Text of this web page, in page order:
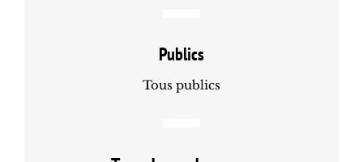
Publics
Tous publics